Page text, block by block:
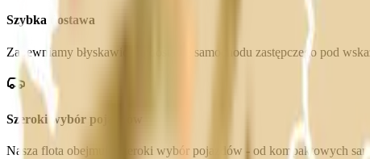
Szybka dostawa
Zapewniamy błyskawiczną dostawę samochodu zastępczego pod
Szeroki wybór pojazdów
Nasza flota obejmuje szeroki wybór pojazdów - od kompaktowych